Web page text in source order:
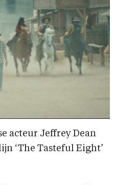
acteur Jeffrey Dean
‘The Tasteful Eight’